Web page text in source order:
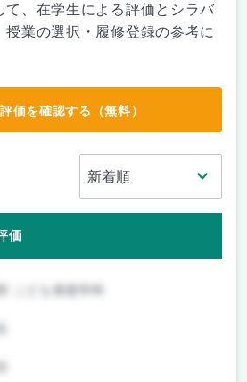
て、在学生による評価とシラバ
授業の選択・履修登録の参考に
価を確認する（無料）
価